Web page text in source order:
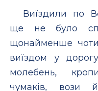
Виїздили по
ще не було
щонайменше
виїздом у
молебень,
чумаків, вози